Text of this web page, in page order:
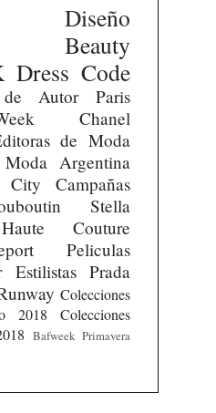
Diseño
Beauty
Dress Code
Autor
Paris
Chanel
de Moda
Moda Argentina
City
Campañas
Stella
Haute Couture
Peliculas
Estilistas Prada
Colecciones
2018
Colecciones
Bafweek Primavera